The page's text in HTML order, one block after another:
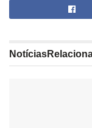
Notícias